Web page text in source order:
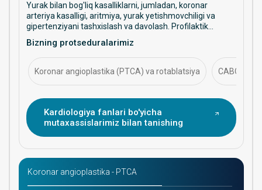
Yurak bilan bog'liq kasalliklarni, jumladan, koronar
arteriya kasalligi, aritmiya, yurak yetishmovchiligi va
gipertenziyani tashxislash va davolash. Profilaktik
yordam, intervension muolajalar va uzoq muddatli yurak
salomatligini boshqarishga qaratilgan.
Bizning protseduralarimiz
Koronar angioplastika (PTCA) va rotablatsiya CABG
Kardiologiya fanlari bo'yicha
mutaxassislarimiz bilan tanishing
Koronar angioplastika - PTCA